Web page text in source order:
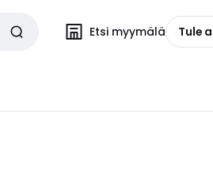
Etsi myymälä Tule